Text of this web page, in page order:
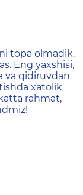
topa olmadik.
Eng yaxshisi,
va qidiruvdan
xatolik
rahmat,